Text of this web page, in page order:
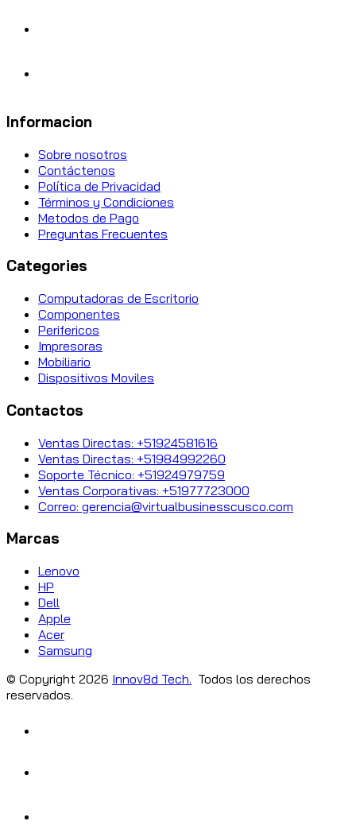
Informacion
Sobre nosotros
Contáctenos
Política de Privacidad
Términos y Condiciones
Metodos de Pago
Preguntas Frecuentes
Categories
Computadoras de Escritorio
Componentes
Perifericos
Impresoras
Mobiliario
Dispositivos Moviles
Contactos
Ventas Directas: +51924581616
Ventas Directas: +51984992260
Soporte Técnico: +51924979759
Ventas Corporativas: +51977723000
Correo: gerencia@virtualbusinesscusco.com
Marcas
Lenovo
HP
Dell
Apple
Acer
Samsung
© Copyright 2026 Innov8d Tech. Todos los derechos
reservados.